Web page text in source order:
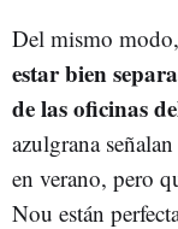
Del mismo modo,
estar bien
de las oficinas
azulgrana
en verano, pero
Nou están